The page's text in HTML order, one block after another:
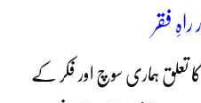
فقر
تعلق ہماری سوچ اور فکر کے